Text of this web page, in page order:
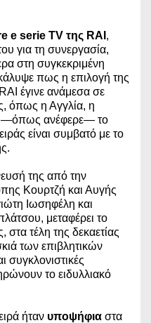
e serie TV της RAI ,
για τη συνεργασία,
στη συγκεκριμένη
πως η επιλογή της
έγινε ανάμεσα σε
όπως η Αγγλία, η
—όπως ανέφερε— το
είναι συμβατό με το
της από την
Κουρτζή και Αυγής
Ιωσηφέλη και
μεταφέρει το
τέλη της δεκαετίας
των επιβλητικών
συγκλονιστικές
το ειδυλλιακό
ήταν υποψήφια στα